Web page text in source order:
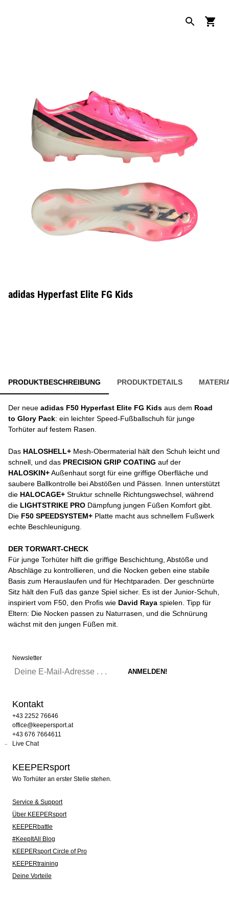
adidas Hyperfast Elite FG Kids
PRODUKTBESCHREIBUNG PRODUKTDETAILS
Der neue adidas F50 Hyperfast Elite FG Kids aus dem Road
to Glory Pack: ein leichter Speed-Fußballschuh für junge
Torhüter auf festem Rasen.
Das HALOSHELL+ Mesh-Obermaterial hält den Schuh leicht und
schnell, und das PRECISION GRIP COATING auf der
HALOSKIN+Außenhaut sorgt für eine griffige Oberfläche und
saubere Ballkontrolle bei Abstößen und Pässen. Innen unterstützt
die HALOCAGE+ Struktur schnelle Richtungswechsel, während
die LIGHTSTRIKE PRO Dämpfung jungen Füßen Komfort gibt.
Die F50 SPEEDSYSTEM+ Platte macht aus schnellem Fußwerk
echte Beschleunigung.
DER TORWART-CHECK
Für junge Torhüter hilft die griffige Beschichtung, Abstöße und
Abschläge zu kontrollieren, und die Nocken geben eine stabile
Basis zum Herauslaufen und für Hechtparaden. Der geschnürte
Sitz hält den Fuß das ganze Spiel sicher. Es ist der Junior-Schuh,
inspiriert vom F50, den Profis wie David Raya spielen. Tipp für
Eltern: Die Nocken passen zu Naturrasen, und die Schnürung
wächst mit den jungen Füßen mit.
Newsletter
Kontakt
+43 2252 76646
office@keepersport.at
+43 676 7664611
Live Chat
KEEPERsport
Wo Torhüter an erster Stelle stehen.
Service & Support
Über KEEPERsport
KEEPERbattle
#KeepItAll Blog
KEEPERsport Circle of Pro
KEEPERtraining
Deine Vorteile